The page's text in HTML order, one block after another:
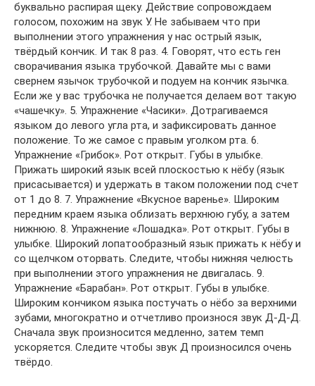
буквально распирая щеку. Действие сопровождаем
голосом, похожим на звук У. Не забываем что при
выполнении этого упражнения у нас острый язык,
твёрдый кончик. И так 8 раз. 4. Говорят, что есть ген
сворачивания языка трубочкой. Давайте мы с вами
свернем язычок трубочкой и подуем на кончик язычка.
Если же у вас трубочка не получается делаем вот такую
«чашечку». 5. Упражнение «Часики». Дотрагиваемся
языком до левого угла рта, и зафиксировать данное
положение. То же самое с правым уголком рта. 6.
Упражнение «Грибок». Рот открыт. Губы в улыбке.
Прижать широкий язык всей плоскостью к нёбу (язык
присасывается) и удержать в таком положении под счет
от 1 до 8. 7. Упражнение «Вкусное варенье». Широким
передним краем языка облизать верхнюю губу, а затем
нижнюю. 8. Упражнение «Лошадка». Рот открыт. Губы в
улыбке. Широкий лопатообразный язык прижать к нёбу и
со щелчком оторвать. Следите, чтобы нижняя челюсть
при выполнении этого упражнения не двигалась. 9.
Упражнение «Барабан». Рот открыт. Губы в улыбке.
Широким кончиком языка постучать о нёбо за верхними
зубами, многократно и отчетливо произнося звук Д-Д-Д.
Сначала звук произносится медленно, затем темп
ускоряется. Следите чтобы звук Д произносился очень
твёрдо.